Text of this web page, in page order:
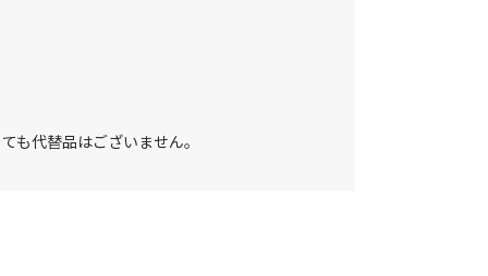
も代替品はございません。